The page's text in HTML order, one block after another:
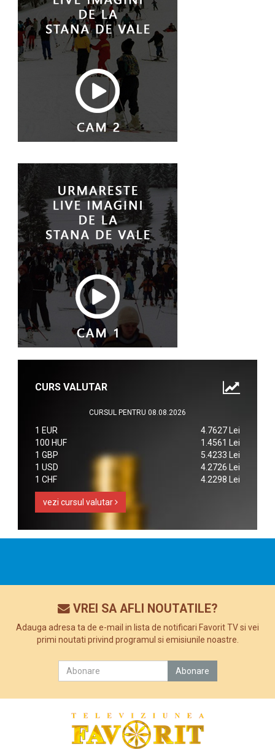
CURS VALUTAR
CURSUL PENTRU 08.08.2026
1 EUR
4.7627 Lei
100 HUF
1.4561 Lei
1 GBP
5.4233 Lei
1 USD
4.2726 Lei
1 CHF
4.2298 Lei
vezi cursul valutar
VREI SA AFLI NOUTATILE?
Adauga adresa ta de e-mail in lista de notificari Favorit TV si vei
primi noutati privind programul si emisiunile noastre.